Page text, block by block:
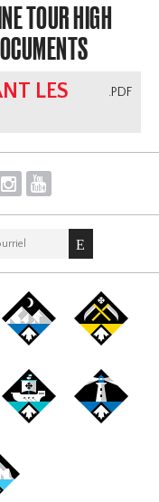
TOUR HIGH
.PDF
LES
I Y